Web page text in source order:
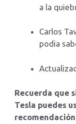
a la
Carlos
podia
Recuerda que
Tesla puedes